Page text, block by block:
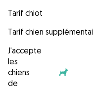
Tarif chiot
Tarif chien
J'accepte
les
chiens
de